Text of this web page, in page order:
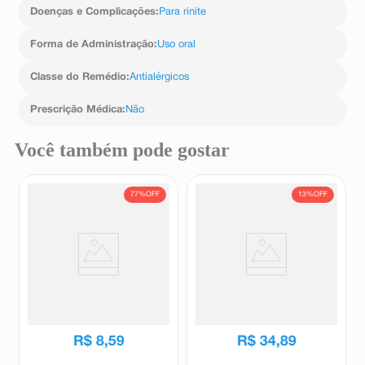
farmacêutico o aparecimento de reações indesejáveis
através do seu serviço de atendimento.
Doenças e Complicações: Para rinite
Forma de Administração:Uso oral
Classe do Remédio:Antialérgicos
Prescrição Médica: Não
Você também pode gostar
77%OFF
R$ 8,59
13%OFF
R$ 34,89